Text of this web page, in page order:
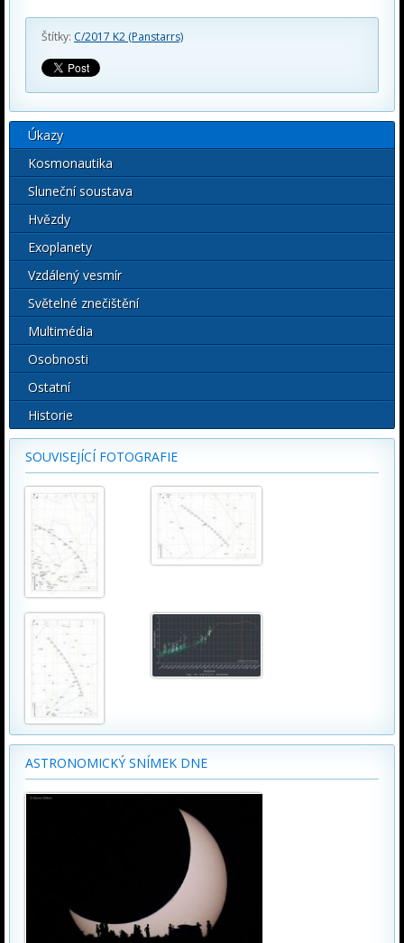
Štítky: C/2017 K2 (Panstarrs)
Úkazy
Kosmonautika
Sluneční soustava
Hvězdy
Exoplanety
Vzdálený vesmír
Světelné znečištění
Multimédia
Osobnosti
Ostatní
Historie
SOUVISEJÍCÍ FOTOGRAFIE
ASTRONOMICKÝ SNÍMEK DNE